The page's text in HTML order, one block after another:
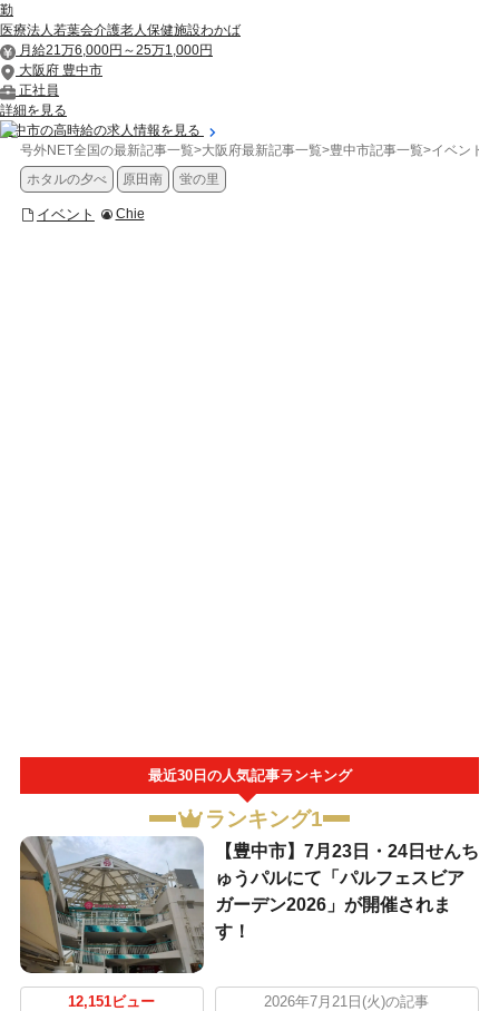
勤
医療法人若葉会介護老人保健施設わかば
月給21万6,000円～25万1,000円
大阪府 豊中市
正社員
詳細を見る
豊中市の高時給の求人情報を見る
号外NET全国の最新記事一覧>大阪府最新記事一覧>豊中市記事一覧>イベント
ホタルの夕べ
原田南 蛍の里
イベント Chie
最近30日の人気記事ランキング
ランキング1
【豊中市】7月23日・24日せんち
ゅうパルにて「パルフェスビア
ガーデン2026」が開催されま
す！
12,151ビュー 2026年7月21日(火)の記事